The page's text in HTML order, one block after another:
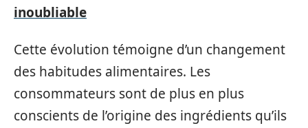
inoubliable
Cette évolution témoigne d’un changement
des habitudes alimentaires. Les
consommateurs sont de plus en plus
conscients de l’origine des ingrédients qu’ils